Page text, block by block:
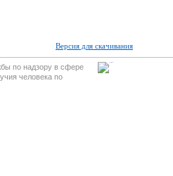
Версия для скачивания
по надзору в сфере
человека по